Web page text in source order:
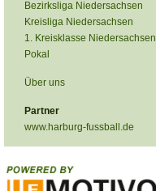
Bezirksliga Niedersachsen
Kreisliga Niedersachsen
1. Kreisklasse Niedersachsen
Pokal
Über uns
Partner
www.harburg-fussball.de